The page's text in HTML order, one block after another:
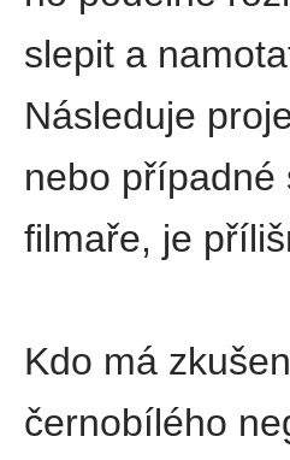
slepit a
Následuje
nebo
filmaře, je
Kdo má
černobílého